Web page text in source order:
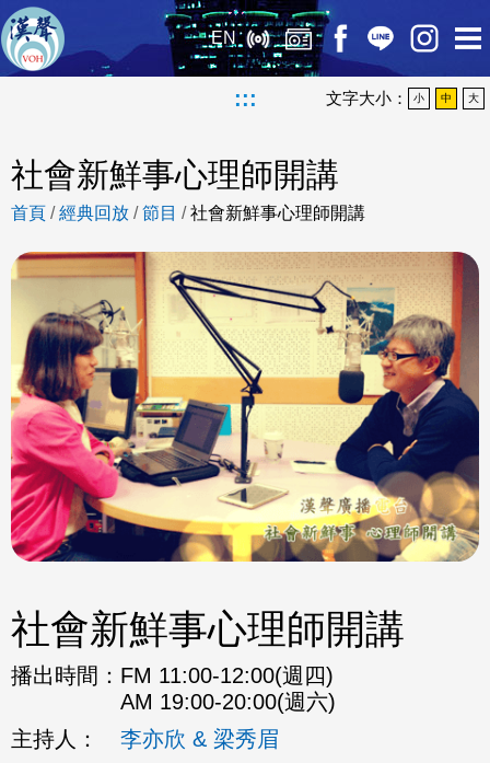
EN
::: 文字大小： 小 中 大
社會新鮮事心理師開講
首頁 /經典回放 /節目 /社會新鮮事心理師開講
社會新鮮事心理師開講
播出時間： FM 11:00-12:00(週四)
AM 19:00-20:00(週六)
主持人：
李亦欣 & 梁秀眉